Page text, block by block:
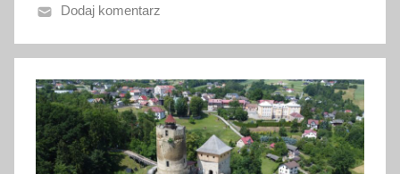
o
5
m
a
j
a
Dodaj komentarz